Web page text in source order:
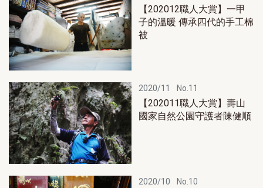
【202012職人大賞】一甲
子的溫暖 傳承四代的手工棉
被
2020/11 No.11
【202011職人大賞】壽山
國家自然公園守護者陳健順
2020/10 No.10